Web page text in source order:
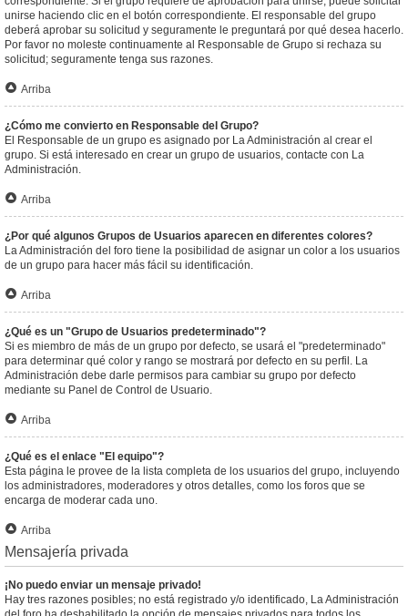
unirse haciendo clic en el botón correspondiente. El responsable del grupo
deberá aprobar su solicitud y seguramente le preguntará por qué desea hacerlo.
Por favor no moleste continuamente al Responsable de Grupo si rechaza su
solicitud; seguramente tenga sus razones.
Arriba
¿Cómo me convierto en Responsable del Grupo?
El Responsable de un grupo es asignado por La Administración al crear el
grupo. Si está interesado en crear un grupo de usuarios, contacte con La
Administración.
Arriba
¿Por qué algunos Grupos de Usuarios aparecen en diferentes colores?
La Administración del foro tiene la posibilidad de asignar un color a los usuarios
de un grupo para hacer más fácil su identificación.
Arriba
¿Qué es un "Grupo de Usuarios predeterminado"?
Si es miembro de más de un grupo por defecto, se usará el "predeterminado"
para determinar qué color y rango se mostrará por defecto en su perfil. La
Administración debe darle permisos para cambiar su grupo por defecto
mediante su Panel de Control de Usuario.
Arriba
¿Qué es el enlace "El equipo"?
Esta página le provee de la lista completa de los usuarios del grupo, incluyendo
los administradores, moderadores y otros detalles, como los foros que se
encarga de moderar cada uno.
Arriba
Mensajería privada
¡No puedo enviar un mensaje privado!
Hay tres razones posibles; no está registrado y/o identificado, La Administración